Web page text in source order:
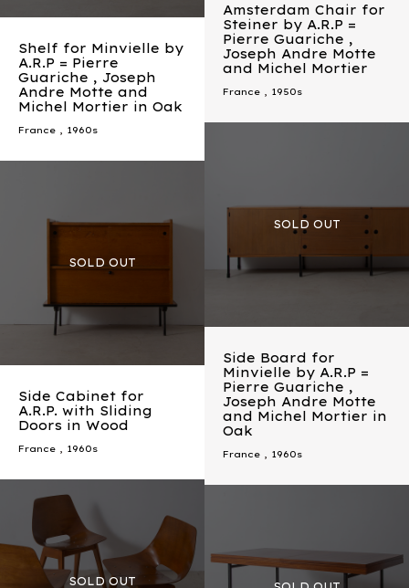
Amsterdam Chair for
Steiner by A.R.P =
Pierre Guariche ,
Joseph Andre Motte
and Michel Mortier
France , 1950s
Shelf for Minvielle by
A.R.P = Pierre
Guariche , Joseph
Andre Motte and
Michel Mortier in Oak
France , 1960s
Side Board for
Minvielle by A.R.P =
Pierre Guariche ,
Joseph Andre Motte
and Michel Mortier in
Oak
France , 1960s
Side Cabinet for
A.R.P. with Sliding
Doors in Wood
France , 1960s